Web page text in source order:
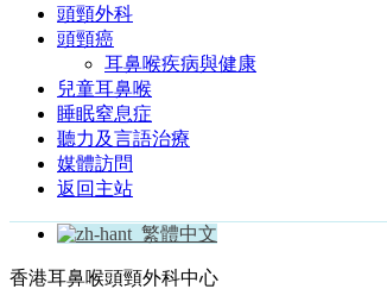
頭頸外科
頭頸癌
耳鼻喉疾病與健康
兒童耳鼻喉
睡眠窒息症
聽力及言語治療
媒體訪問
返回主站
繁體中文
香港耳鼻喉頭頸外科中心